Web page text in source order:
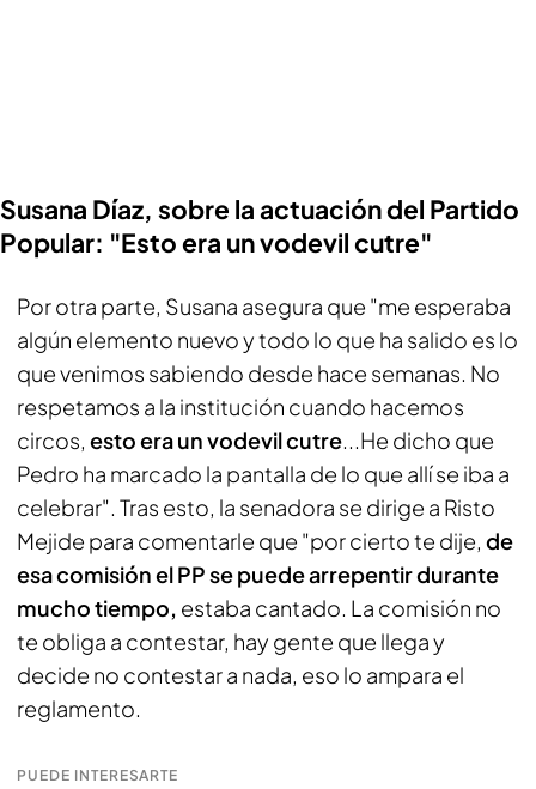
Susana Díaz, sobre la actuación del Partido
Popular: "Esto era un vodevil cutre"
Por otra parte, Susana asegura que "me esperaba
algún elemento nuevo y todo lo que ha salido es lo
que venimos sabiendo desde hace semanas. No
respetamos a la institución cuando hacemos
circos, esto era un vodevil cutre...He dicho que
Pedro ha marcado la pantalla de lo que allí se iba a
celebrar". Tras esto, la senadora se dirige a Risto
Mejide para comentarle que "por cierto te dije, de
esa comisión el PP se puede arrepentir durante
mucho tiempo, estaba cantado. La comisión no
te obliga a contestar, hay gente que llega y
decide no contestar a nada, eso lo ampara el
reglamento.
PUEDE INTERESARTE